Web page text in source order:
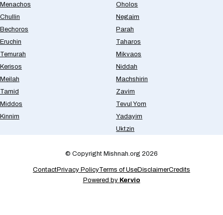
Menachos
Chullin
Bechoros
Eruchin
Temurah
Kerisos
Meilah
Tamid
Middos
Kinnim
Oholos
Negaim
Parah
Taharos
Mikvaos
Niddah
Machshirin
Zavim
Tevul Yom
Yadayim
Uktzin
© Copyright Mishnah.org 2026
ContactPrivacy PolicyTerms of UseDisclaimerCredits
Powered by Kervio